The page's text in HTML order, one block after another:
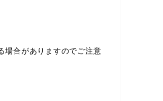
場合がありますのでご注意